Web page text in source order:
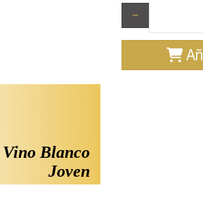
−
Vino Blanco
Joven